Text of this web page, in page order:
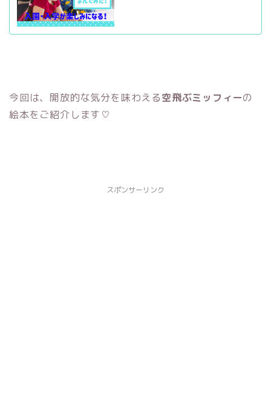
今回は、開放的な気分を味わえる空飛ぶミッフィーの
絵本をご紹介します♡
スポンサーリンク